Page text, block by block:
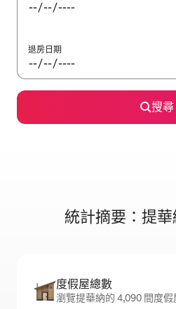
退房日期
搜尋
統計摘要：提
度假屋總數
瀏覽提華納的 4,090 間度假